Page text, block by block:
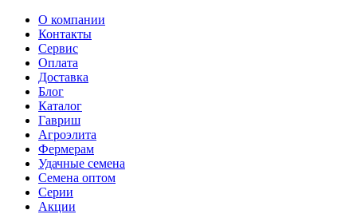
О компании
Контакты
Сервис
Оплата
Доставка
Блог
Каталог
Гавриш
Агроэлита
Фермерам
Удачные семена
Семена оптом
Серии
Акции